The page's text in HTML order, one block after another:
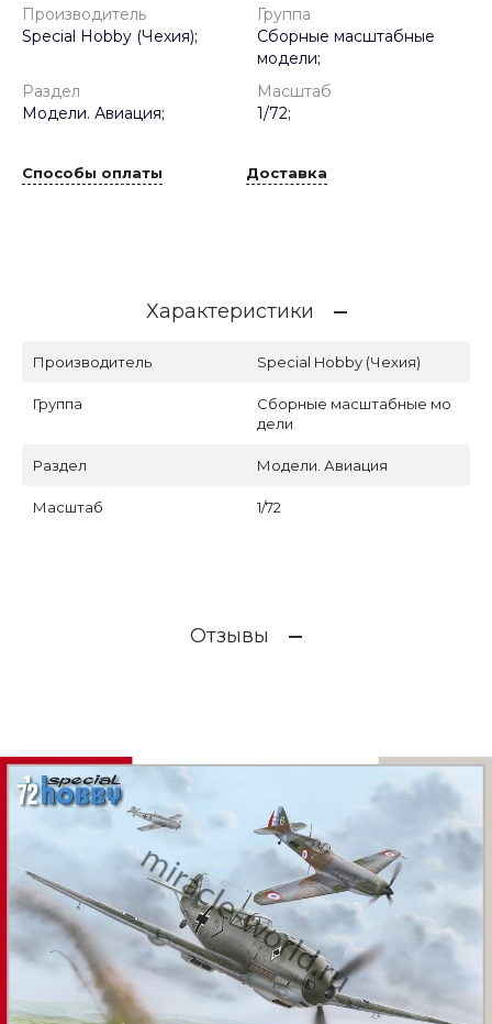
Производитель
Special Hobby (Чехия);
Группа
Сборные масштабные
модели;
Раздел
Модели. Авиация;
Масштаб
1/72;
Способы оплаты Доставка
Характеристики
Производитель Special Hobby (Чехия)
Группа
Сборные масштабные мо
дели
Раздел Модели. Авиация
Масштаб 1/72
Отзывы